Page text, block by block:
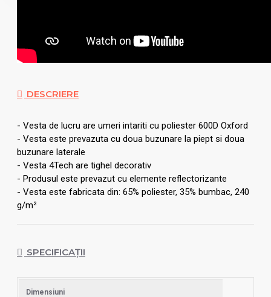
DESCRIERE
- Vesta de lucru are umeri intariti cu poliester 600D Oxford
- Vesta este prevazuta cu doua buzunare la piept si doua
buzunare laterale
- Vesta 4Tech are tighel decorativ
- Produsul este prevazut cu elemente reflectorizante
- Vesta este fabricata din: 65% poliester, 35% bumbac, 240
g/m²
SPECIFICAȚII
Dimensiuni